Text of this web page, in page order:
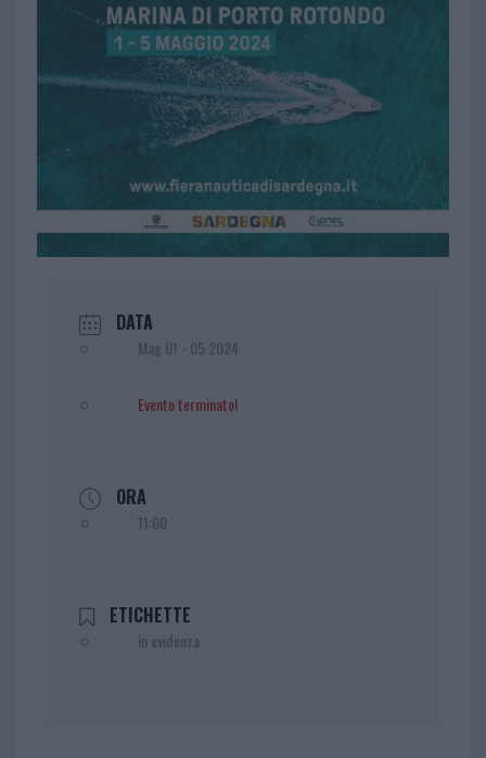
DATA
Mag 01 - 05 2024
Evento terminato!
ORA
11:00
ETICHETTE
in evidenza